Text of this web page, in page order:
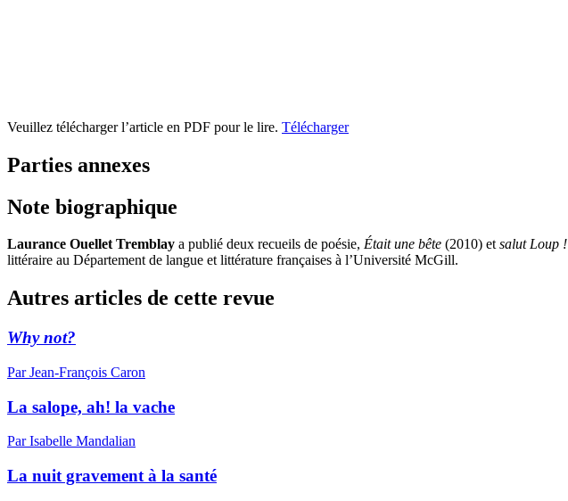
Veuillez télécharger l’article en PDF pour le lire. Télécharger
Parties annexes
Note biographique
Laurance Ouellet Tremblay a publié deux recueils de poésie, Était une bête (2010) etsalut Loup !
littéraire au Département de langue et littérature françaises à l’Université McGill.
Autres articles de cette revue
Why not?
Par Jean-François Caron
La salope, ah! la vache
Par Isabelle Mandalian
La nuit gravement à la santé